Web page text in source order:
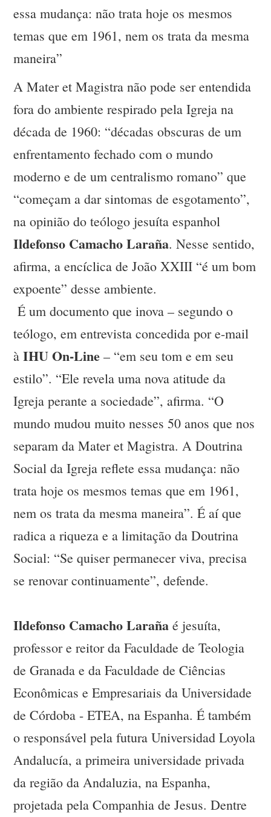
essa mudança: não trata hoje os mesmos
temas que em 1961, nem os trata da mesma
maneira”
A Mater et Magistra não pode ser entendida
fora do ambiente respirado pela Igreja na
década de 1960: “décadas obscuras de um
enfrentamento fechado com o mundo
moderno e de um centralismo romano” que
“começam a dar sintomas de esgotamento”,
na opinião do teólogo jesuíta espanhol
Ildefonso Camacho Laraña. Nesse sentido,
afirma, a encíclica de João XXIII “é um bom
expoente” desse ambiente.
É um documento que inova – segundo o
teólogo, em entrevista concedida por e-mail
àIHU On-Line – “em seu tom e em seu
estilo”. “Ele revela uma nova atitude da
Igreja perante a sociedade”, afirma. “O
mundo mudou muito nesses 50 anos que nos
separam da Mater et Magistra. A Doutrina
Social da Igreja reflete essa mudança: não
trata hoje os mesmos temas que em 1961,
nem os trata da mesma maneira”. É aí que
radica a riqueza e a limitação da Doutrina
Social: “Se quiser permanecer viva, precisa
se renovar continuamente”, defende.
Ildefonso Camacho Laraña é jesuíta,
professor e reitor da Faculdade de Teologia
de Granada e da Faculdade de Ciências
Econômicas e Empresariais da Universidade
de Córdoba - ETEA, na Espanha. É também
o responsável pela futura Universidad Loyola
Andalucía, a primeira universidade privada
da região da Andaluzia, na Espanha,
projetada pela Companhia de Jesus. Dentre